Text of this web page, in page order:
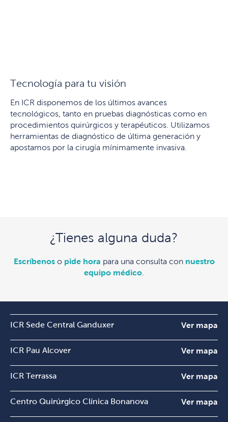
Tecnología para tu visión
En ICR disponemos de los últimos avances
tecnológicos, tanto en pruebas diagnósticas como en
procedimientos quirúrgicos y terapéuticos. Utilizamos
herramientas de diagnóstico de última generación y
apostamos por la cirugía mínimamente invasiva.
¿Tienes alguna duda?
Escríbenoso pide hora para una consulta con nuestro
equipo médico
ICR Sede Central Ganduxer Ver mapa
ICR Pau Alcover Ver mapa
ICR Terrassa Ver mapa
Centro Quirúrgico Clínica Bonanova Ver mapa